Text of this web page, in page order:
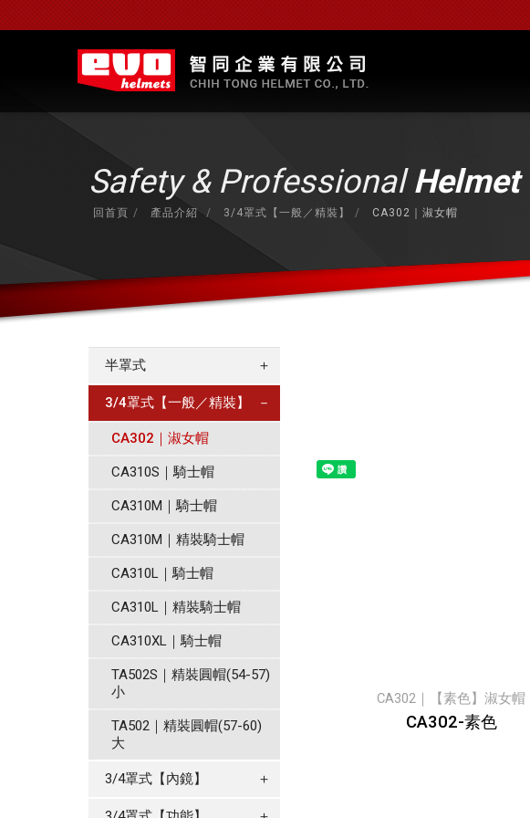
Safety & ProfessionalHelmet
回首頁 產品介紹 3/4罩式【一般／精裝】 CA302｜淑女帽
半罩式 ＋
3/4罩式【一般／精裝】 －
CA302｜淑女帽
CA310S｜騎士帽
CA310M｜騎士帽
CA310M｜精裝騎士帽
CA310L｜騎士帽
CA310L｜精裝騎士帽
CA310XL｜騎士帽
TA502S｜精裝圓帽(54-57)
小
TA502｜精裝圓帽(57-60)
大
3/4罩式【內鏡】 ＋
CA302｜【素色】淑女帽
CA302-素色